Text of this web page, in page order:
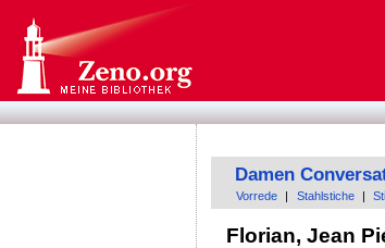
Damen
Vorrede Stahlstiche
Florian, Jean